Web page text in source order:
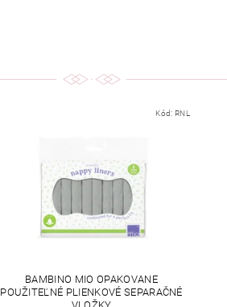
Kód: RNL
BAMBINO MIO OPAKOVANE
POUŽITEĽNÉ PLIENKOVÉ SEPARAČNÉ